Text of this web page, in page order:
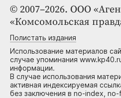
© 2007–2026. ООО
«Комсомольская
Полистать издания
Использование материалов
случае упоминания
информации.
В случае использования
активная индексируемая
без заключения в no-index,